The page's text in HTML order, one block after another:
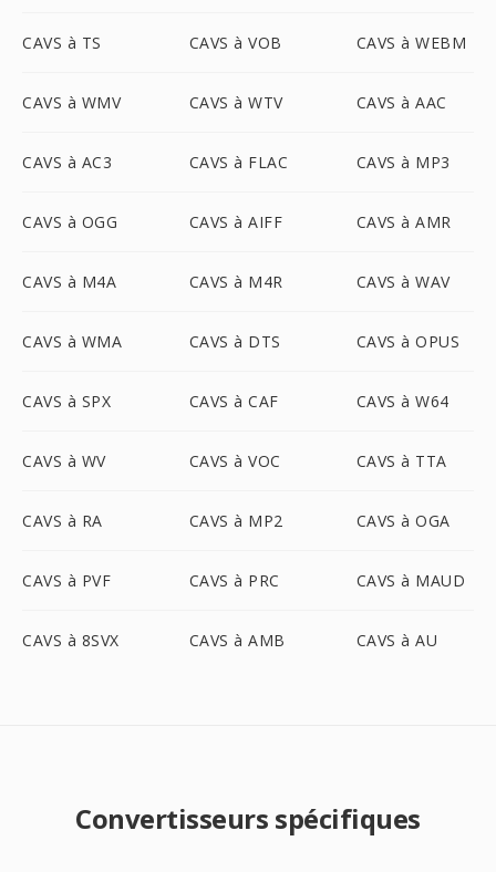
CAVS à TS CAVS à VOB CAVS à WEBM
CAVS à WMV CAVS à WTV CAVS à AAC
CAVS à AC3 CAVS à FLAC CAVS à MP3
CAVS à OGG CAVS à AIFF CAVS à AMR
CAVS à M4A CAVS à M4R CAVS à WAV
CAVS à WMA CAVS à DTS CAVS à OPUS
CAVS à SPX CAVS à CAF CAVS à W64
CAVS à WV CAVS à VOC CAVS à TTA
CAVS à RA CAVS à MP2 CAVS à OGA
CAVS à PVF CAVS à PRC CAVS à MAUD
CAVS à 8SVX CAVS à AMB CAVS à AU
Convertisseurs spécifiques